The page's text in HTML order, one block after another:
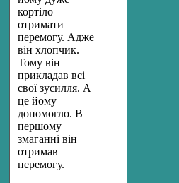
кортіло
отримати
перемогу. Адже
він хлопчик.
Тому він
прикладав всі
свої зусилля. А
це йому
допомогло. В
першому
змаганні він
отримав
перемогу.